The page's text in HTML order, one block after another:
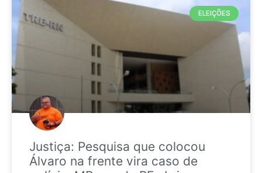
ELEIÇÕES
Justiça: Pesquisa que colocou
Álvaro na frente vira caso de